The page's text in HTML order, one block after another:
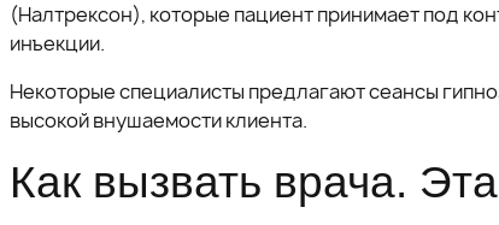
(Налтрексон), которые пациент принимает под
инъекции.
Некоторые специалисты предлагают сеансы
высокой внушаемости клиента.
Как вызвать врача.